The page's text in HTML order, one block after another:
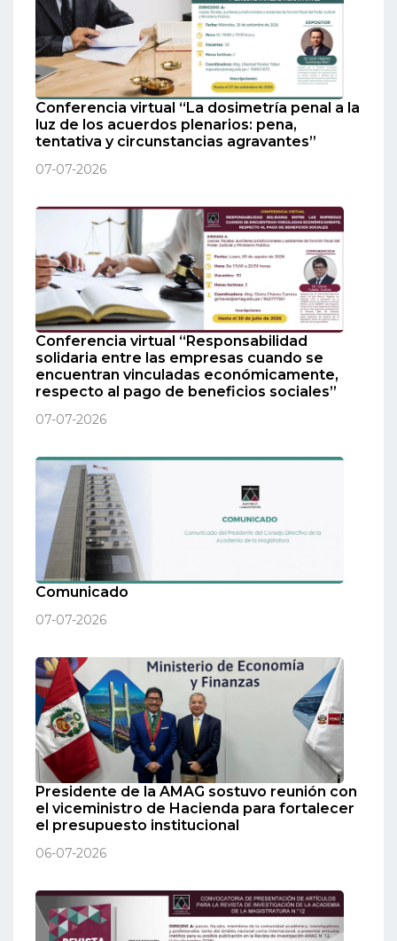
Conferencia virtual “La dosimetría penal a la
luz de los acuerdos plenarios: pena,
tentativa y circunstancias agravantes”
07-07-2026
Conferencia virtual “Responsabilidad
solidaria entre las empresas cuando se
encuentran vinculadas económicamente,
respecto al pago de beneficios sociales”
07-07-2026
Comunicado
07-07-2026
Presidente de la AMAG sostuvo reunión con
el viceministro de Hacienda para fortalecer
el presupuesto institucional
06-07-2026